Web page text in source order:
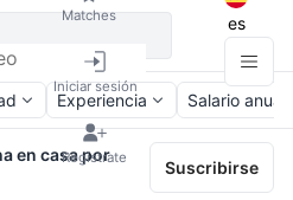
Matches
Iniciar sesión
Regístrate
es
Experiencia Salario anual
en casa por
Suscribirse